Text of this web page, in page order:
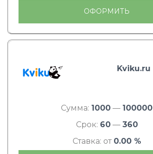
ОФОРМИТЬ
Kviku.ru
Сумма: 1000 — 100000
Срок: 60— 360
Ставка: от 0.00 %